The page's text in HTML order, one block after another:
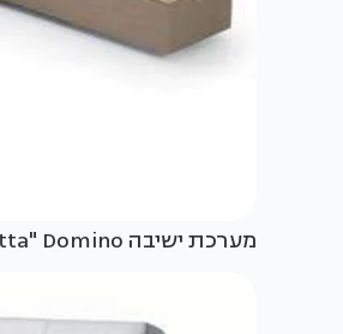
מערכת ישיבה Zanotta" Domino"